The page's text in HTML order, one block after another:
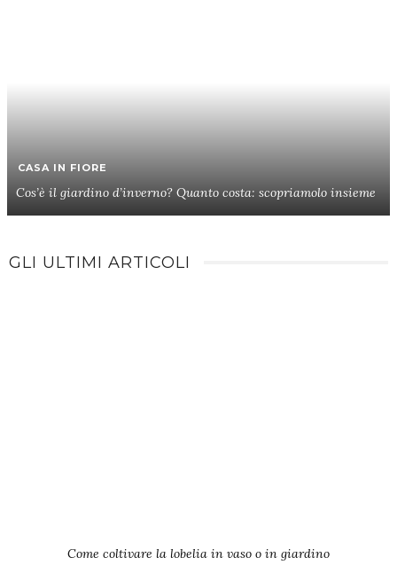
CASA IN FIORE
Cos’è il giardino d’inverno? Quanto costa: scopriamolo insieme
GLI ULTIMI ARTICOLI
Come coltivare la lobelia in vaso o in giardino